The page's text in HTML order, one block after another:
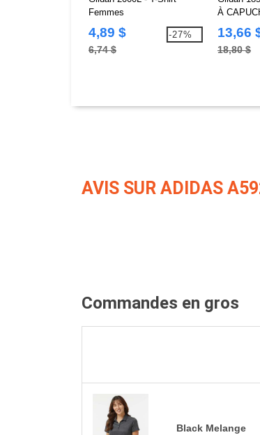
Femmes
4,89 $
6,74 $
-27%
À
13,66
18,80 $
AVIS SUR ADIDAS
Commandes en gros
Black Melange